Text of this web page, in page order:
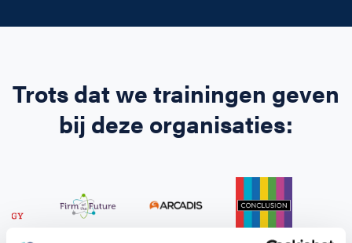
Trots dat we trainingen geven
bij deze organisaties: